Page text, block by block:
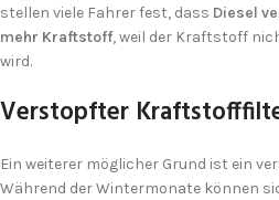
stellen viele Fahrer fest, dass Diesel
mehr Kraftstoff, weil der Kraftstoff
wird.
Verstopfter
Ein weiterer möglicher Grund ist ein
Während der Wintermonate können